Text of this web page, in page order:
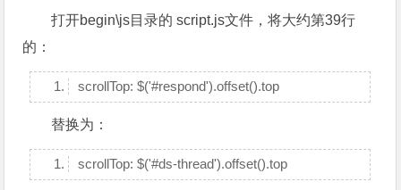
打开begin\js目录的 script.js文件，将大约第39行
的：
scrollTop: $('#respond').offset().top
替换为：
scrollTop: $('#ds-thread').offset().top